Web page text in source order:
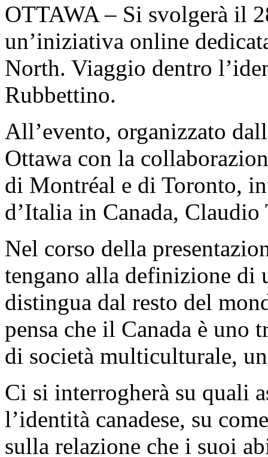
OTTAWA – Si svolgerà il
un’iniziativa online
North. Viaggio dentro
Rubbettino.
All’evento, organizzato
Ottawa con la
di Montréal e di Toronto,
d’Italia in Canada,
Nel corso della
tengano alla definizione di
distingua dal resto del
pensa che il Canada è uno
di società multiculturale,
Ci si interrogherà su quali
l’identità canadese, su
sulla relazione che i suoi